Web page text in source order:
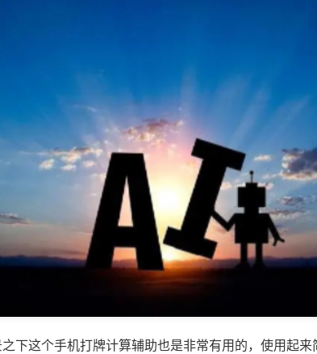
下这个手机打牌计算辅助也是非常有用的，使用起